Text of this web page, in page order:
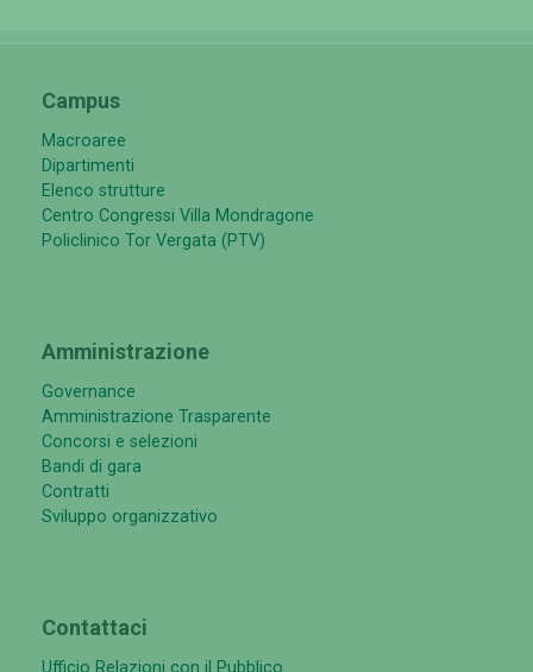
Campus
Macroaree
Dipartimenti
Elenco strutture
Centro Congressi Villa Mondragone
Policlinico Tor Vergata (PTV)
Amministrazione
Governance
Amministrazione Trasparente
Concorsi e selezioni
Bandi di gara
Contratti
Sviluppo organizzativo
Contattaci
Ufficio Relazioni con il Pubblico